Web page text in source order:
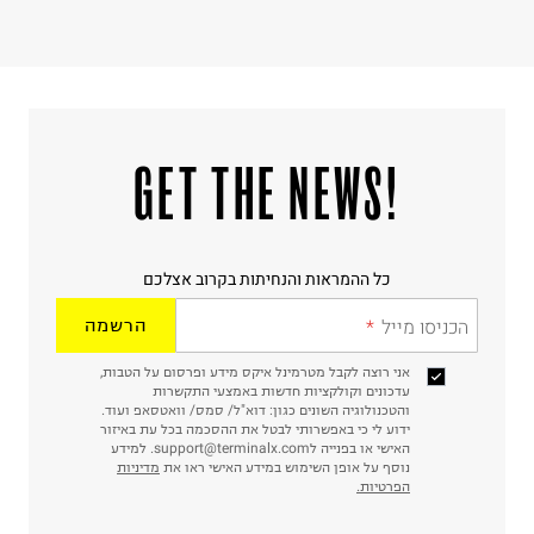
!GET THE NEWS
כל ההמראות והנחיתות בקרוב אצלכם
הכניסו מייל הרשמה
אני רוצה לקבל מטרמינל איקס מידע ופרסום על הטבות,
עדכונים וקולקציות חדשות באמצעי התקשרות
והטכנולוגיה השונים כגון: דוא"ל/ סמס/ וואטסאפ ועוד.
ידוע לי כי באפשרותי לבטל את ההסכמה בכל עת באיזור
האישי או בפנייה לsupport@terminalx.com. למידע
נוסף על אופן השימוש במידע האישי ראו את מדיניות
הפרטיות.